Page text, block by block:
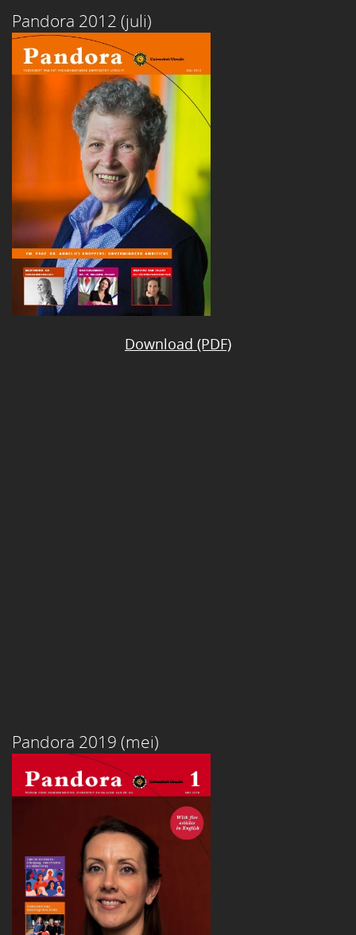
Pandora 2012 (juli)
Download (PDF)
Pandora 2019 (mei)